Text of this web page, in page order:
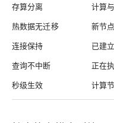
存算分离
计算
热数据无迁移
新节
连接保持
已建
查询不中断
正在
秒级生效
计算